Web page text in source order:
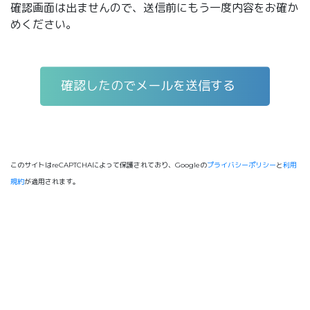
確認画面は出ませんので、送信前にもう一度内容をお確か
めください。
このサイトはreCAPTCHAによって保護されており、Googleのプライバシーポリシーと利用
規約が適用されます。